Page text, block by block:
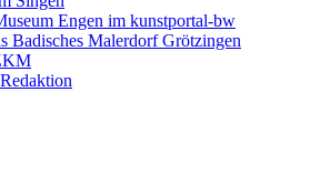
Engen im kunstportal-bw
Badisches Malerdorf Grötzingen